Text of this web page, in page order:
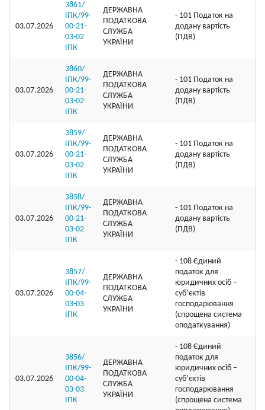
03.07.2026
3861/
ІПК/99-
00-21-
03-02
ІПК
ДЕРЖАВНА
ПОДАТКОВА
СЛУЖБА
УКРАЇНИ
- 101 Податок на
додану вартість
(ПДВ)
03.07.2026
3860/
ІПК/99-
00-21-
03-02
ІПК
ДЕРЖАВНА
ПОДАТКОВА
СЛУЖБА
УКРАЇНИ
- 101 Податок на
додану вартість
(ПДВ)
03.07.2026
3859/
ІПК/99-
00-21-
03-02
ІПК
ДЕРЖАВНА
ПОДАТКОВА
СЛУЖБА
УКРАЇНИ
- 101 Податок на
додану вартість
(ПДВ)
03.07.2026
3858/
ІПК/99-
00-21-
03-02
ІПК
ДЕРЖАВНА
ПОДАТКОВА
СЛУЖБА
УКРАЇНИ
- 101 Податок на
додану вартість
(ПДВ)
03.07.2026
3857/
ІПК/99-
00-04-
03-03
ІПК
ДЕРЖАВНА
ПОДАТКОВА
СЛУЖБА
УКРАЇНИ
- 108 Єдиний
податок для
юридичних осіб –
суб’єктів
господарювання
(спрощена система
оподаткування)
03.07.2026
3856/
ІПК/99-
00-04-
03-03
ІПК
ДЕРЖАВНА
ПОДАТКОВА
СЛУЖБА
УКРАЇНИ
- 108 Єдиний
податок для
юридичних осіб –
суб’єктів
господарювання
(спрощена система